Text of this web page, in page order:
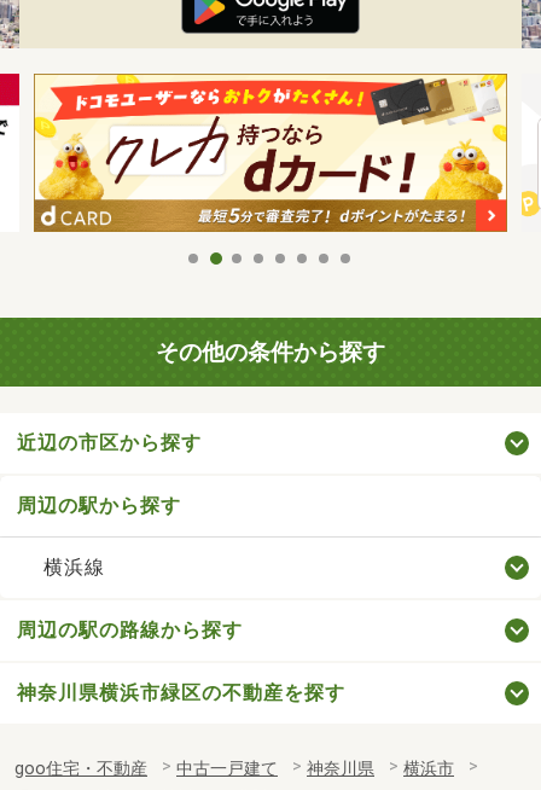
その他の条件から探す
近辺の市区から探す
周辺の駅から探す
横浜線
周辺の駅の路線から探す
神奈川県横浜市緑区の不動産を探す
goo住宅・不動産 中古一戸建て 神奈川県
横浜市